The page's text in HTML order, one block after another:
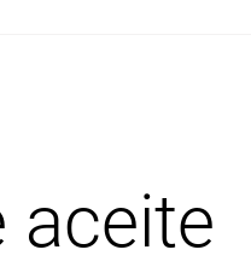
aceite